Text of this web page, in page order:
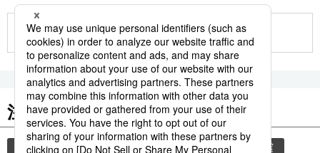
もっと見る
注目のキーワード
共同通信ニュース 気象・災害 災害 地震